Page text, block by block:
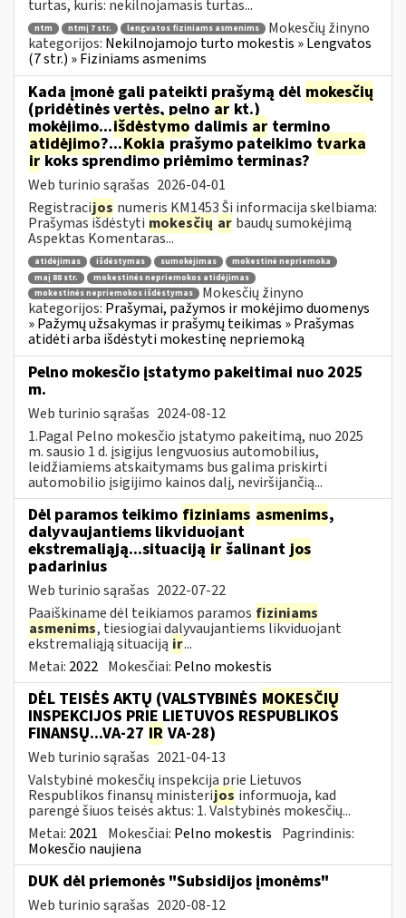
turtas, kuris: nekilnojamasis turtas...
ntm ntmį 7 str. lengvatos fiziniams asmenims
Mokesčių žinyno
kategorijos: Nekilnojamojo turto mokestis » Lengvatos
(7 str.) » Fiziniams asmenims
Kada įmonė gali pateikti prašymą dėl mokesčių
(pridėtinės vertės, pelno ar kt.)
mokėjimo...išdėstymo dalimis ar termino
atidėjimo?...Kokiaprašymo pateikimo tvarka
irkoks sprendimo priėmimo terminas?
Web turinio sąrašas 2026-04-01
Registracijos numeris KM1453 Ši informacija skelbiama:
Prašymas išdėstyti mokesčių ar baudų sumokėjimą
Aspektas Komentaras...
atidėjimas išdėstymas sumokėjimas
mokestinė nepriemoka
maį 88 str.
mokestinės nepriemokos atidėjimas
mokestinės nepriemokos išdėstymas
Mokesčių žinyno
kategorijos: Prašymai, pažymos ir mokėjimo duomenys
» Pažymų užsakymas ir prašymų teikimas » Prašymas
atidėti arba išdėstyti mokestinę nepriemoką
Pelno mokesčio įstatymo pakeitimai nuo 2025
m.
Web turinio sąrašas 2024-08-12
1.Pagal Pelno mokesčio įstatymo pakeitimą, nuo 2025
m. sausio 1 d. įsigijus lengvuosius automobilius,
leidžiamiems atskaitymams bus galima priskirti
automobilio įsigijimo kainos dalį, neviršijančią...
Dėl paramos teikimo fiziniams asmenims,
dalyvaujantiems likviduojant
ekstremaliąją...situaciją ir šalinant jos
padarinius
Web turinio sąrašas 2022-07-22
Paaiškiname dėl teikiamos paramos fiziniams
asmenims, tiesiogiai dalyvaujantiems likviduojant
ekstremaliąją situaciją ir...
Metai: 2022 Mokesčiai: Pelno mokestis
DĖL TEISĖS AKTŲ (VALSTYBINĖS MOKESČIŲ
INSPEKCIJOS PRIE LIETUVOS RESPUBLIKOS
FINANSŲ...VA-27 IR VA-28)
Web turinio sąrašas 2021-04-13
Valstybinė mokesčių inspekcija prie Lietuvos
Respublikos finansų ministerijos informuoja, kad
parengė šiuos teisės aktus: 1. Valstybinės mokesčių...
Metai: 2021 Mokesčiai: Pelno mokestis Pagrindinis:
Mokesčio naujiena
DUK dėl priemonės "Subsidijos įmonėms"
Web turinio sąrašas 2020-08-12